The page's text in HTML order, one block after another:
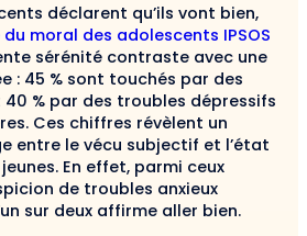
déclarent qu’ils vont bien,
moral des adolescents IPSOS
sérénité contraste avec une
: 45 % sont touchés par des
% par des troubles dépressifs
Ces chiffres révèlent un
entre le vécu subjectif et l’état
En effet, parmi ceux
de troubles anxieux
sur deux affirme aller bien.